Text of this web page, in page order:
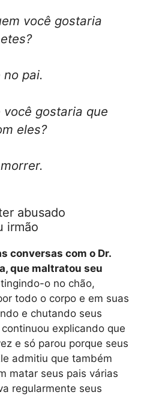
você gostaria
no pai.
você gostaria que
eles?
abusado
irmão
conversas com o Dr.
que maltratou seu
o no chão,
todo o corpo e em suas
e chutando seus
explicando que
e só parou porque seus
admitiu que também
matar seus pais várias
regularmente seus